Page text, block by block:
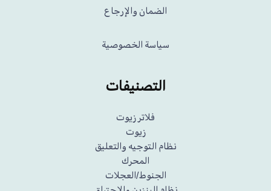
الضمان والإرجاع
سياسة الخصوصية
التصنيفات
فلاتر زيوت
زيوت
نظام التوجيه والتعليق
المحرك
الجنوط/العجلات